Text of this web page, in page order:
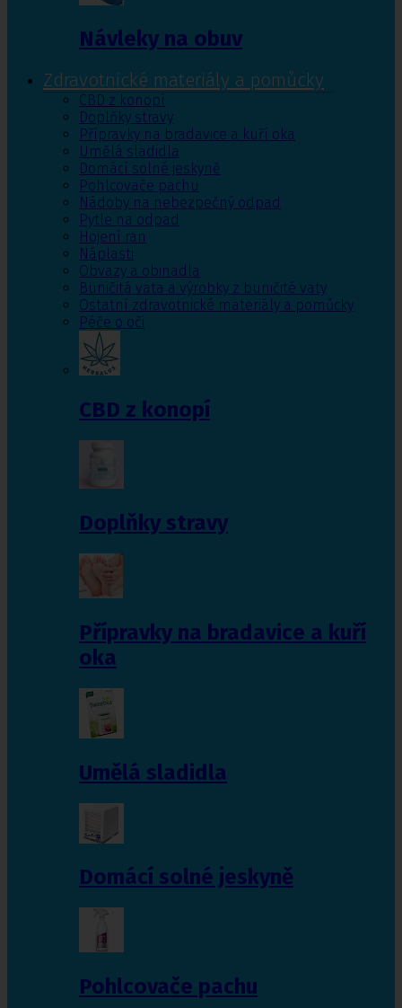
Návleky na obuv
Zdravotnické materiály a pomůcky
CBD z konopí
Doplňky stravy
Přípravky na bradavice a kuří oka
Umělá sladidla
Domácí solné jeskyně
Pohlcovače pachu
Nádoby na nebezpečný odpad
Pytle na odpad
Hojení ran
Náplasti
Obvazy a obinadla
Buničitá vata a výrobky z buničité vaty
Ostatní zdravotnické materiály a pomůcky
Péče o oči
CBD z konopí
Doplňky stravy
Přípravky na bradavice a kuří
oka
Umělá sladidla
Domácí solné jeskyně
Pohlcovače pachu